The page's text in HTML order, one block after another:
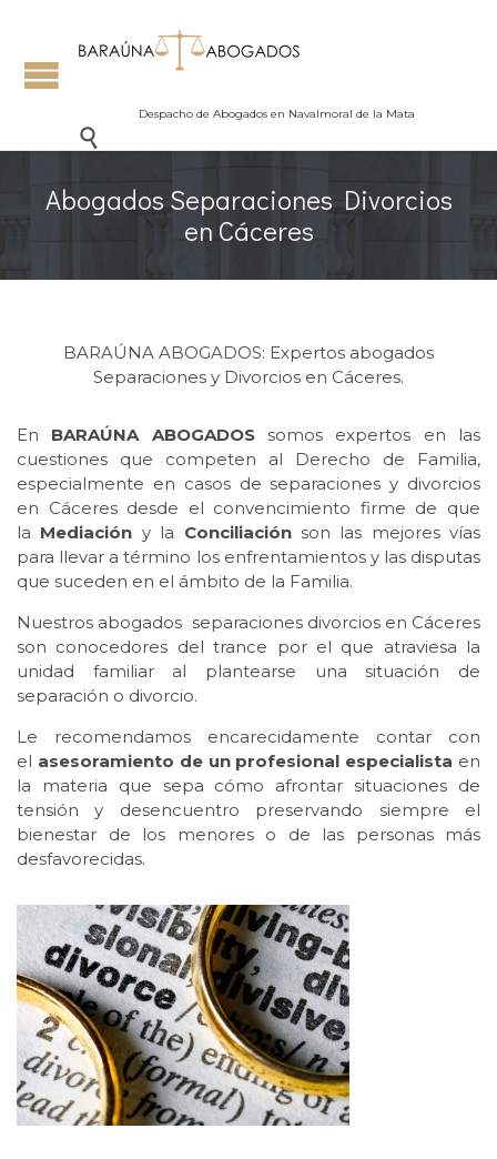
Despacho de Abogados en Navalmoral de la Mata

Abogados Separaciones Divorcios
en Cáceres
BARAÚNA ABOGADOS: Expertos abogados
Separaciones y Divorcios en Cáceres.
En BARAÚNA ABOGADOSsomos expertos en las
cuestiones que competen al Derecho de Familia,
especialmente en casos de separaciones y divorcios
en Cáceres desde el convencimiento firme de que
la Mediación y la Conciliaciónson las mejores vías
para llevar a término los enfrentamientos y las disputas
que suceden en el ámbito de la Familia.
Nuestros abogados separaciones divorcios en Cáceres
son conocedores del trance por el que atraviesa la
unidad familiar al plantearse una situación de
separación o divorcio.
Le recomendamos encarecidamente contar con
el asesoramiento de un profesional especialista en
la materia que sepa cómo afrontar situaciones de
tensión y desencuentro preservando siempre el
bienestar de los menores o de las personas más
desfavorecidas.